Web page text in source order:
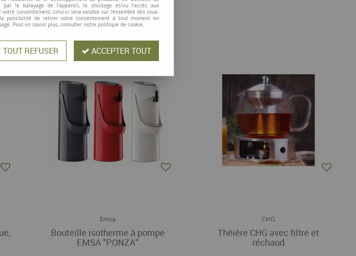
23 articles
Emsa
Bouteille isotherme à pompe
EMSA "PONZA"
CHG
Théière CHG avec filtre et
réchaud
par le balayage de l'appareil, le stockage et/ou l'accès aux
consentement, celui-ci sera valable sur l’ensemble des sous-
possibilité de retirer votre consentement à tout moment en
Pour en savoir plus, consulter notre politique de cookie.
TOUT REFUSER ACCEPTER TOUT